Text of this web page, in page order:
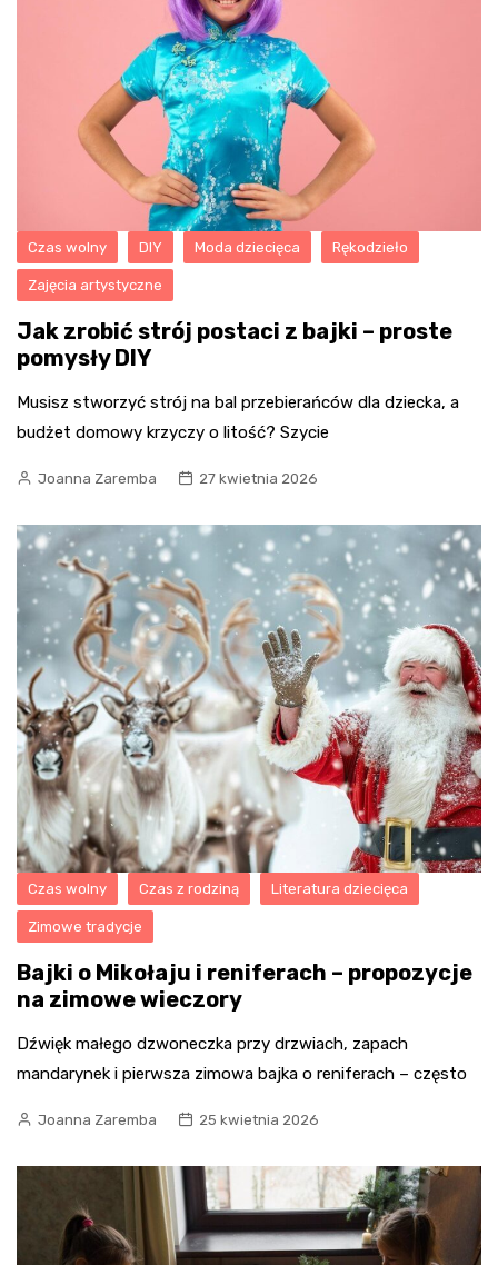
Czas wolny DIY Moda dziecięca Rękodzieło
Zajęcia artystyczne
Jak zrobić strój postaci z bajki – proste
pomysły DIY
Musisz stworzyć strój na bal przebierańców dla dziecka, a
budżet domowy krzyczy o litość? Szycie
Joanna Zaremba 27 kwietnia 2026
Czas wolny Czas z rodziną Literatura dziecięca
Zimowe tradycje
Bajki o Mikołaju i reniferach – propozycje
na zimowe wieczory
Dźwięk małego dzwoneczka przy drzwiach, zapach
mandarynek i pierwsza zimowa bajka o reniferach – często
Joanna Zaremba 25 kwietnia 2026